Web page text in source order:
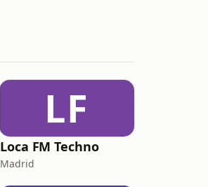
LF
Loca FM Techno
Madrid